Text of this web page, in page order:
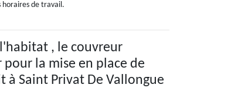
horaires de travail.
, le couvreur
la mise en place de
à Saint Privat De Vallongue